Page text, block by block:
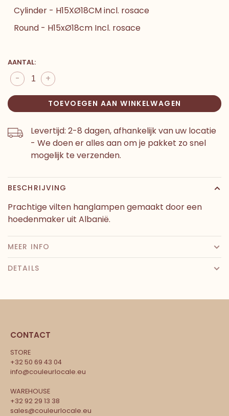
Cylinder - H15XØ18CM incl. rosace
Round - H15xØ18cm Incl. rosace
AANTAL:
+
-
TOEVOEGEN AAN WINKELWAGEN
Levertijd: 2-8 dagen, afhankelijk van uw locatie
- We doen er alles aan om je pakket zo snel
mogelijk te verzenden.
BESCHRIJVING
Prachtige vilten hanglampen gemaakt door een
hoedenmaker uit Albanië.
MEER INFO
DETAILS
CONTACT
STORE
+32 50 69 43 04
info@couleurlocale.eu
WAREHOUSE
+32 92 29 13 38
sales@couleurlocale.eu